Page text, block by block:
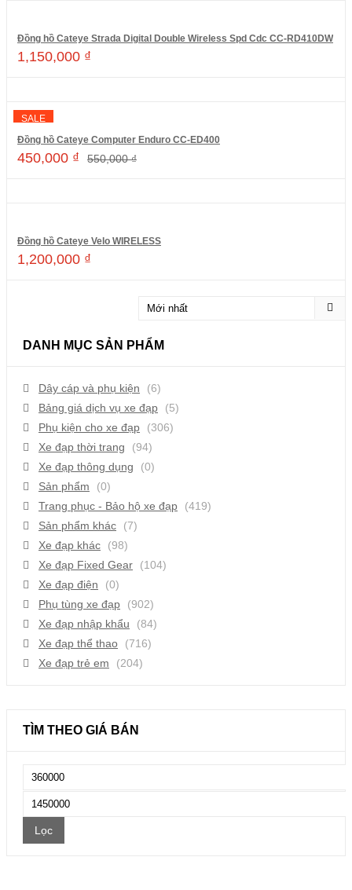
Đồng hồ Cateye Strada Digital Double Wireless Spd Cdc CC-RD410DW
1,150,000 ₫
SALE
Đồng hồ Cateye Computer Enduro CC-ED400
550,000₫
450,000 ₫
Đồng hồ Cateye Velo WIRELESS
1,200,000 ₫
DANH MỤC SẢN PHẨM
Dây cáp và phụ kiện
(6)
Bảng giá dịch vụ xe đạp
(5)
Phụ kiện cho xe đạp
(306)
Xe đạp thời trang
(94)
Xe đạp thông dụng
(0)
Sản phẩm
(0)
Trang phục - Bảo hộ xe đạp
(419)
Sản phẩm khác
(7)
Xe đạp khác
(98)
Xe đạp Fixed Gear
(104)
Xe đạp điện
(0)
Phụ tùng xe đạp
(902)
Xe đạp nhập khẩu
(84)
Xe đạp thể thao
(716)
Xe đạp trẻ em
(204)
TÌM THEO GIÁ BÁN
Giá
thấp
nhất
Giá
caoLọc